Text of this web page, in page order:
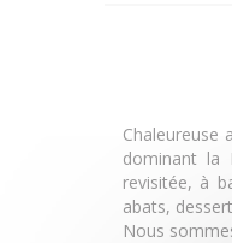
Chaleureuse
dominant la
revisitée, à
abats,
Nous